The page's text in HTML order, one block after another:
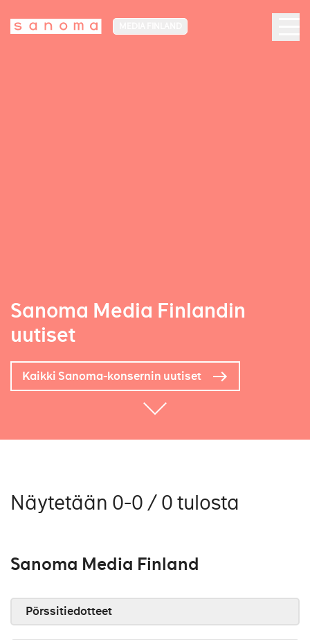
Sanoma Media Finlandin
uutiset
Kaikki Sanoma-konsernin uutiset
Näytetään 0-0 / 0 tulosta
Sanoma Media Finland
Pörssitiedotteet